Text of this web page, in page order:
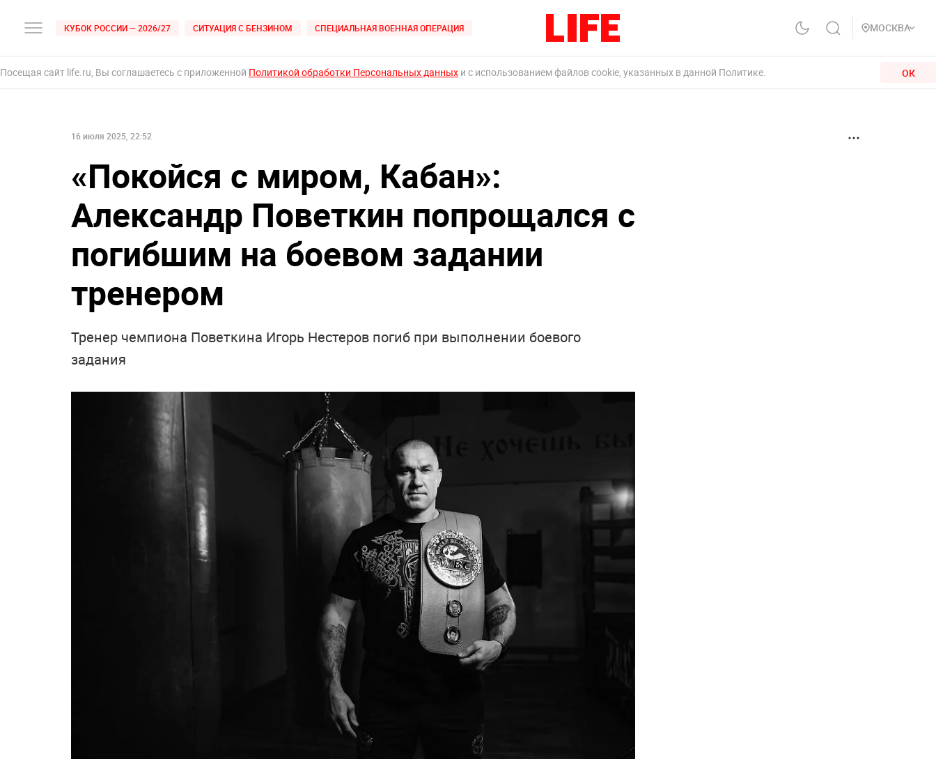
КУБОК РОССИИ — 2026/27 СИТУАЦИЯ С БЕНЗИНОМ СПЕЦИАЛЬНАЯ ВОЕННАЯ ОПЕРАЦИЯ МОСКВА
Посещая сайт life.ru, Вы соглашаетесь с приложенной Политикой обработки Персональных данных и с использованием файлов cookie, указанных в данной Политике. ОК
16 июля 2025, 22:52
«Покойся с миром, Кабан»:
Александр Поветкин попрощался с
погибшим на боевом задании
тренером
Тренер чемпиона Поветкина Игорь Нестеров погиб при выполнении боевого
задания